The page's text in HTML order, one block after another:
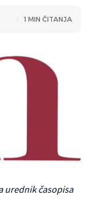
1 MIN ČITANJA
urednik časopisa